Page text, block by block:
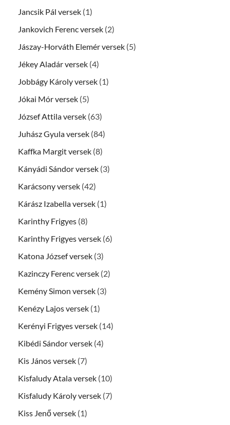
Jancsik Pál versek (1)
Jankovich Ferenc versek (2)
Jászay-Horváth Elemér versek (5)
Jékey Aladár versek (4)
Jobbágy Károly versek (1)
Jókai Mór versek (5)
József Attila versek (63)
Juhász Gyula versek (84)
Kaffka Margit versek (8)
Kányádi Sándor versek (3)
Karácsony versek (42)
Kárász Izabella versek (1)
Karinthy Frigyes (8)
Karinthy Frigyes versek (6)
Katona József versek (3)
Kazinczy Ferenc versek (2)
Kemény Simon versek (3)
Kenézy Lajos versek (1)
Kerényi Frigyes versek (14)
Kibédi Sándor versek (4)
Kis János versek (7)
Kisfaludy Atala versek (10)
Kisfaludy Károly versek (7)
Kiss Jenő versek (1)